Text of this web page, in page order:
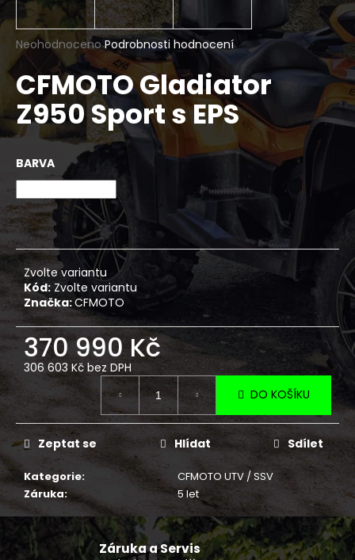
Průměrné
hodnocení
produktu
je
0,0
z
5
hvězdiček.
Neohodnoceno Podrobnosti hodnocení
CFMOTO Gladiator
Z950 Sport s EPS
BARVA
Zvolte variantu
Kód: Zvolte variantu
Značka:CFMOTO
370 990 Kč
306 603 Kč bez DPH
Měrná
cena:
DO KOŠÍKU
Kategorie:
CFMOTO UTV / SSV
Záruka: 5 let
Zeptat se Hlídat Sdílet
Záruka a Servis
a
j
í
t
?
D
o
p
o
r
u
č
u
j
m
e
PRACOVNÍ
ČTYŘKOLKA
GOES
TERROX
1000